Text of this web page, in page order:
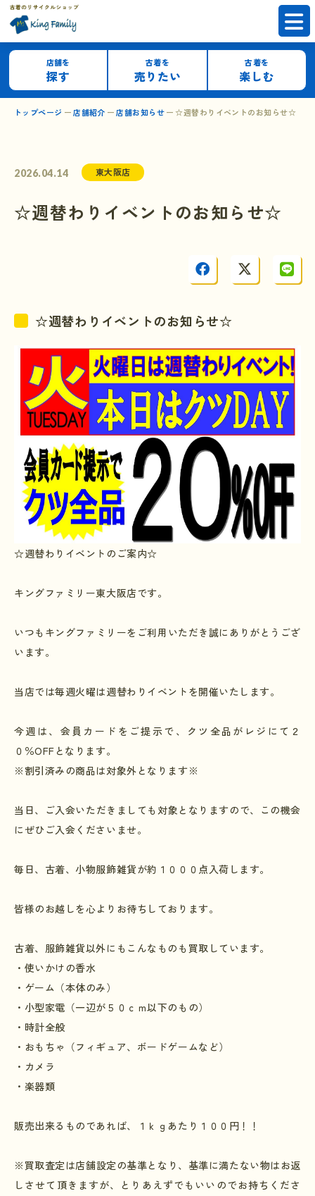
店舗を
探す
古着を
売りたい
古着を
楽しむ
トップページ 店舗紹介 店舗お知らせ ☆週替わりイベントのお知らせ☆
2026.04.14 東大阪店
☆週替わりイベントのお知らせ☆
☆週替わりイベントのお知らせ☆
☆週替わりイベントのご案内☆
キングファミリー東大阪店です。
いつもキングファミリーをご利用いただき誠にありがとうござ
います。
当店では毎週火曜は週替わりイベントを開催いたします。
今週は、会員カードをご提示で、クツ全品がレジにて２
０％OFF となります。
※割引済みの商品は対象外となります※
当日、ご入会いただきましても対象となりますので、この機会
にぜひご入会くださいませ。
毎日、古着、小物服飾雑貨が約１０００点入荷します。
皆様のお越しを心よりお待ちしております。
古着、服飾雑貨以外にもこんなものも買取しています。
・使いかけの香水
・ゲーム（本体のみ）
・小型家電（一辺が５０ｃｍ以下のもの）
・時計全般
・おもちゃ（フィギュア、ボードゲームなど）
・カメラ
・楽器類
販売出来るものであれば、１ｋｇあたり１００円！！
※買取査定は店舗設定の基準となり、基準に満たない物はお返
しさせて頂きますが、とりあえずでもいいのでお持ちくださ